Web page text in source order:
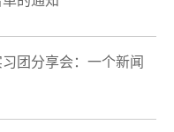
团分享会：一个新闻